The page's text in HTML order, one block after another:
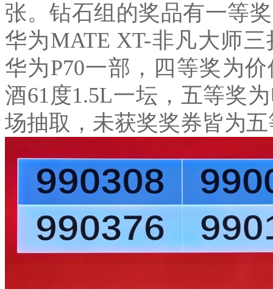
张。钻石组的奖品有一等
华为MATE XT-非凡大师
华为P70一部，四等奖为价
酒61度1.5L一坛，五等奖
场抽取，未获奖奖券皆为